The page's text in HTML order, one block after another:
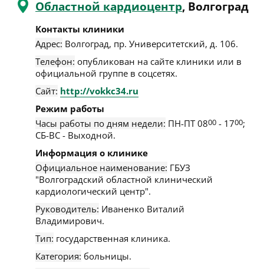
Областной кардиоцентр, Волгоград
Контакты клиники
Адрес: Волгоград, пр. Университетский, д. 106.
Телефон: опубликован на сайте клиники или в
официальной группе в соцсетях.
Сайт: http://vokkc34.ru
Режим работы
Часы работы по дням недели: ПН-ПТ 0800 - 1700;
СБ-ВС - Выходной.
Информация о клинике
Официальное наименование: ГБУЗ
"Волгоградский областной клинический
кардиологический центр".
Руководитель: Иваненко Виталий
Владимирович.
Тип: государственная клиника.
Категория: больницы.